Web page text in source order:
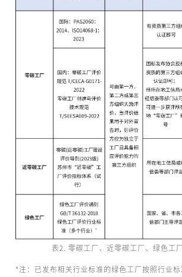
表2. 零碳工厂、近零碳工厂、绿色工
*注：已发布相关行业标准的绿色工厂按照行业